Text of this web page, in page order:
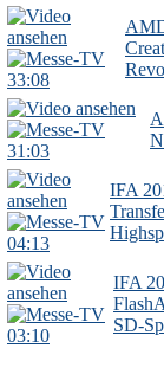
33:08
31:03
04:13
IFA
03:10
IFA
SD-